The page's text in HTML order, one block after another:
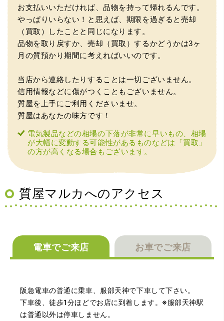
（大阪市東淀川区）出来るだけ安く買取られるのかな…?と
いう不安が最初は有りましたが、面倒な営業トークも一切
（兵庫県宝塚市）預かって頂くときに持っていた方の宝石
も見て頂く事が出き、購入した商品の価値をいろいろ教え
何かあった時にはこちらでお願いしたいと思いました。
した。質屋さんはわりと利用して(主に中古品の購入)慣れて
いましたが、今までの質屋さんとは全く違う、とても良い
印象でした。何度でも伺いたくなりました。この度は、本
当にありがとうございました。
お支払いいただければ、品物を持って帰れるんです。
やっぱりいらない！と思えば、期限を過ぎると売却
（買取）したことと同じになります。
品物を取り戻すか、売却（買取）するかどうかは3ヶ
月の質預かり期間に考えればいいのです。
当店から連絡したりすることは一切ございません。
信用情報などに傷がつくこともございません。
質屋を上手にご利用くださいませ。
質屋はあなたの味方です！
電気製品などの相場の下落が非常に早いもの、相場
が大幅に変動する可能性があるものなどは「買取」
の方が高くなる場合もございます。
質屋マルカへのアクセス
電車でご来店 お車でご来店
阪急電車の普通に乗車、服部天神で下車して下さい。
下車後、徒歩1分ほどでお店に到着します。※服部天神駅
は普通以外は停車しません。